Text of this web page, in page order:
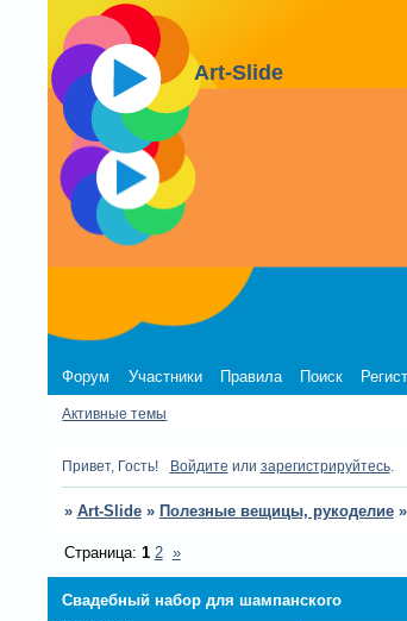
Art-Slide
Форум Участники Правила Поиск
Активные темы
Привет, Гость! Войдите или зарегистрируйтесь.
» Art-Slide » Полезные вещицы, рукоделие »
Свадебный набор для шампанского
Страница: 1 2 »